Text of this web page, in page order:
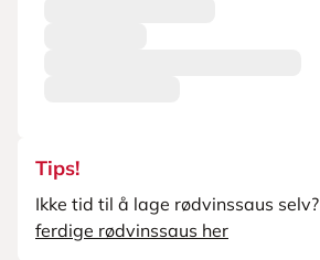
Tips!
Ikke tid til å lage rødvinssaus selv?
ferdige rødvinssaus her